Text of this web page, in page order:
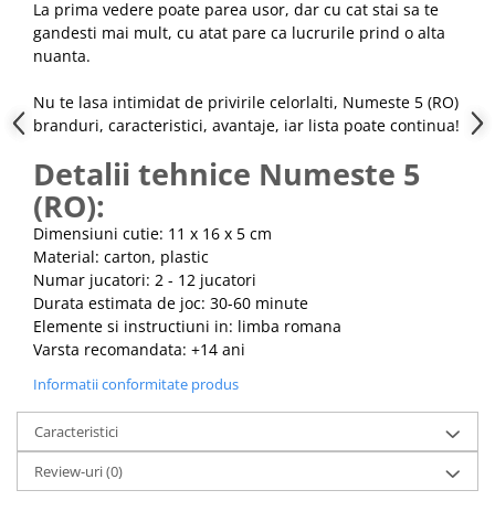
La prima vedere poate parea usor, dar cu cat stai sa te
gandesti mai mult, cu atat pare ca lucrurile prind o alta
nuanta.
Nu te lasa intimidat de privirile celorlalti, Numeste 5 (RO)
branduri, caracteristici, avantaje, iar lista poate continua!
Detalii tehnice Numeste 5
(RO):
Dimensiuni cutie: 11 x 16 x 5 cm
Material: carton, plastic
Numar jucatori: 2 - 12 jucatori
Durata estimata de joc: 30-60 minute
Elemente si instructiuni in: limba romana
Varsta recomandata: +14 ani
Informatii conformitate produs
Caracteristici
Review-uri(0)